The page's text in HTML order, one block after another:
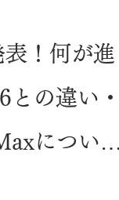
！何が進
の違い・
について